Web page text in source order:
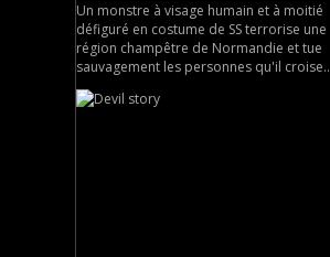
Un monstre à visage humain et à moitié
défiguré en costume de SS terrorise une
région champêtre de Normandie et tue
sauvagement les personnes qu'il croise..